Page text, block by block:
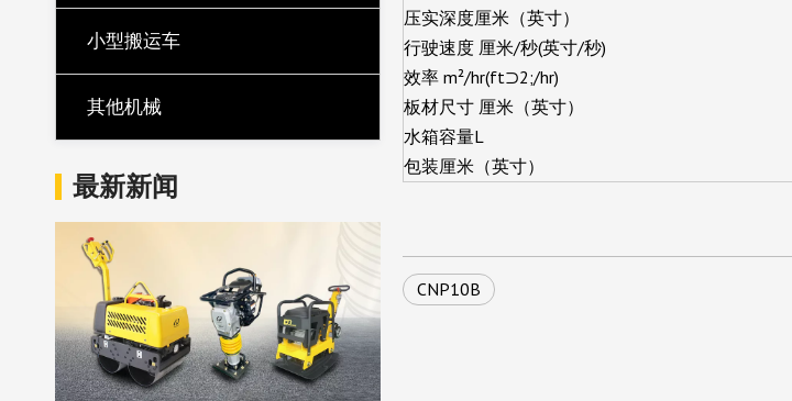
小型搬运车
其他机械
最新新闻
压实深度厘米（英寸）
行驶速度 厘米/秒(英寸/秒)
效率 m²/hr(ft⊃2;/hr)
板材尺寸 厘米（英寸）
水箱容量L
包装厘米（英寸）
CNP10B